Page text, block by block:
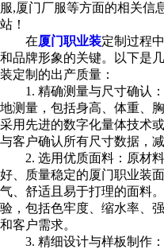
服,厦门厂服等方面的相关信
站！
在厦门职业装定制过程
和品牌形象的关键。以下是
装定制的出产质量：
1. 精确测量与尺寸确认：
地测量，包括身高、体重、
采用先进的数字化量体技术
与客户确认所有尺寸数据，
2. 选用优质面料：原材料
好、质量稳定的厦门职业装
气、舒适且易于打理的面料
验，包括色牢度、缩水率、
和客户需求。
3. 精细设计与样板制作：